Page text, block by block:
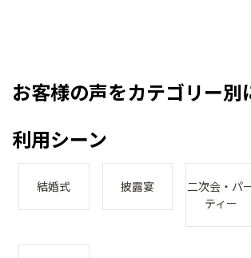
お客様の声をカテゴリー別
利用シーン
結婚式 披露宴
二次会・パ
ティー